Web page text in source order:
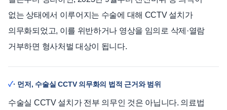
없는 상태에서 이루어지는 수술에 대해 CCTV 설치가
의무화되었고, 이를 위반하거나 영상을 임의로 삭제·열람
거부하면 형사처벌 대상이 됩니다.
· 먼저, 수술실 CCTV 의무화의 법적 근거와 범위
수술실 CCTV 설치가 전부 의무인 것은 아닙니다. 의료법